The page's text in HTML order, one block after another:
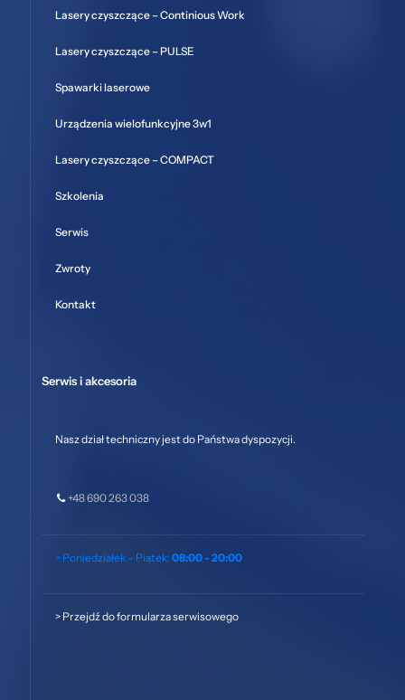
Lasery czyszczące – Continious Work
Lasery czyszczące – PULSE
Spawarki laserowe
Urządzenia wielofunkcyjne 3w1
Lasery czyszczące – COMPACT
Szkolenia
Serwis
Zwroty
Kontakt
Serwis i akcesoria
Nasz dział techniczny jest do Państwa dyspozycji.
+48 690 263 038
> Poniedziałek – Piątek: 08:00 - 20:00
> Przejdź do formularza serwisowego